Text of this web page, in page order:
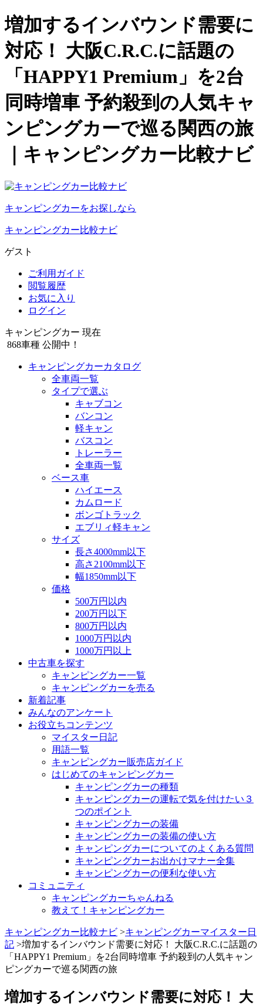
増加するインバウンド需要に
対応！ 大阪C.R.C.に話題の
「HAPPY1 Premium」を2台
同時増車 予約殺到の人気キャ
ンピングカーで巡る関西の旅
｜キャンピングカー比較ナビ
キャンピングカーをお探しなら
キャンピングカー比較ナビ
ゲスト
ご利用ガイド
閲覧履歴
お気に入り
ログイン
キャンピングカー 現在
868車種 公開中！
キャンピングカーカタログ
全車両一覧
タイプで選ぶ
キャブコン
バンコン
軽キャン
バスコン
トレーラー
全車両一覧
ベース車
ハイエース
カムロード
ボンゴトラック
エブリィ軽キャン
サイズ
長さ4000mm以下
高さ2100mm以下
幅1850mm以下
価格
500万円以内
200万円以下
800万円以内
1000万円以内
1000万円以上
中古車を探す
キャンピングカー一覧
キャンピングカーを売る
新着記事
みんなのアンケート
お役立ちコンテンツ
マイスター日記
用語一覧
キャンピングカー販売店ガイド
はじめてのキャンピングカー
キャンピングカーの種類
キャンピングカーの運転で気を付けたい３
つのポイント
キャンピングカーの装備
キャンピングカーの装備の使い方
キャンピングカーについてのよくある質問
キャンピングカーお出かけマナー全集
キャンピングカーの便利な使い方
コミュニティ
キャンピングカーちゃんねる
教えて！キャンピングカー
キャンピングカー比較ナビ >キャンピングカーマイスター日
記 >増加するインバウンド需要に対応！ 大阪C.R.C.に話題の
「HAPPY1 Premium」を2台同時増車 予約殺到の人気キャン
ピングカーで巡る関西の旅
増加するインバウンド需要に対応！ 大